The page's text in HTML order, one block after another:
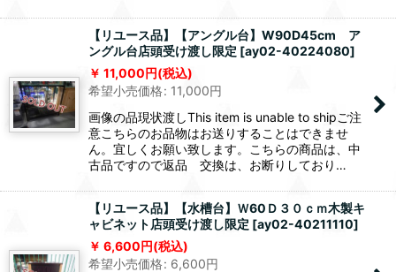
【リユース品】【アングル台】W90D45cm ア
ングル台店頭受け渡し限定 [ay02-40224080]
11,000円(税込)
希望小売価格: 11,000円
画像の品現状渡しThis item is unable to shipご注
意こちらのお品物はお送りすることはできませ
ん。宜しくお願い致します。こちらの商品は、中
古品ですので返品 交換は、お断りしており…
【リユース品】【水槽台】Ｗ60Ｄ３０ｃｍ木製キ
ャビネット店頭受け渡し限定 [ay02-40211110]
6,600円(税込)
希望小売価格: 6,600円